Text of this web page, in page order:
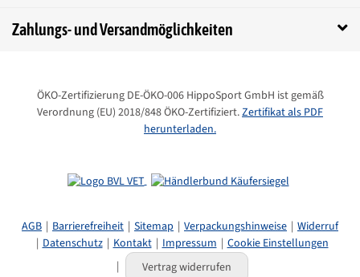
Zahlungs- und Versandmöglichkeiten
ÖKO-Zertifizierung DE-ÖKO-006 HippoSport GmbH ist gemäß
Verordnung (EU) 2018/848 ÖKO-Zertifiziert.Zertifikat als PDF
herunterladen.
AGB Barrierefreiheit Sitemap Verpackungshinweise
Widerruf
Datenschutz
Kontakt Impressum
Cookie Einstellungen
Vertrag widerrufen